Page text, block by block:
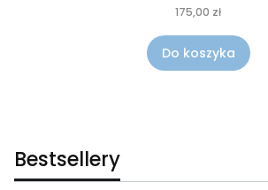
175,00 zł
Do koszyka
Bestsellery